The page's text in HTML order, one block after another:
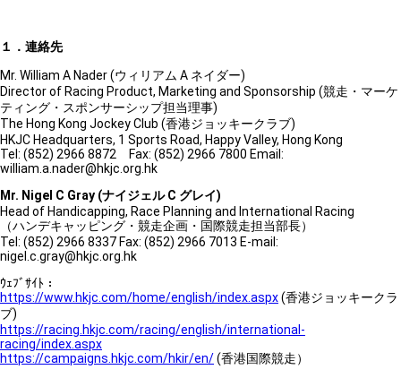
１．連絡先
Mr. William A Nader (ウィリアム A ネイダー)
Director of Racing Product, Marketing and Sponsorship (競走・マーケ
ティング・スポンサーシップ担当理事)
The Hong Kong Jockey Club (香港ジョッキークラブ)
HKJC Headquarters, 1 Sports Road, Happy Valley, Hong Kong
Tel: (852) 2966 8872 Fax: (852) 2966 7800 Email:
william.a.nader@hkjc.org.hk
Mr. Nigel C Gray (ナイジェル C グレイ)
Head of Handicapping, Race Planning and International Racing
（ハンデキャッピング・競走企画・国際競走担当部長）
Tel: (852) 2966 8337 Fax: (852) 2966 7013 E-mail:
nigel.c.gray@hkjc.org.hk
ｳｪﾌﾞｻｲﾄ：
https://www.hkjc.com/home/english/index.aspx(香港ジョッキークラ
ブ)
https://racing.hkjc.com/racing/english/international-
racing/index.aspx
https://campaigns.hkjc.com/hkir/en/(香港国際競走）